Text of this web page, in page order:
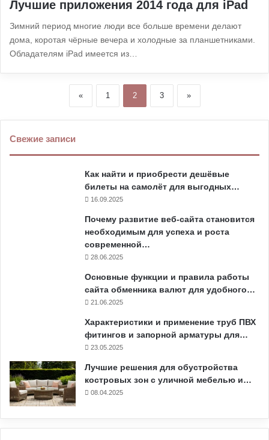
Лучшие приложения 2014 года для iPad
Зимний период многие люди все больше времени делают
дома, коротая чёрные вечера и холодные за планшетниками.
Обладателям iPad имеется из…
« 1 2 3 »
Свежие записи
Как найти и приобрести дешёвые
билеты на самолёт для выгодных…
16.09.2025
Почему развитие веб-сайта становится
необходимым для успеха и роста
современной…
28.06.2025
Основные функции и правила работы
сайта обменника валют для удобного…
21.06.2025
Характеристики и применение труб ПВХ
фитингов и запорной арматуры для…
23.05.2025
Лучшие решения для обустройства
костровых зон с уличной мебелью и…
08.04.2025